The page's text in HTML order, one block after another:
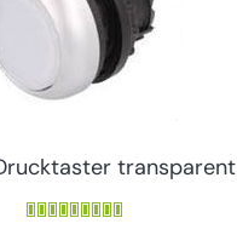
transparent